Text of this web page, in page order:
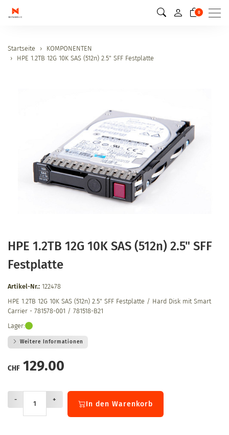
0
Startseite
KOMPONENTEN
HPE 1.2TB 12G 10K SAS (512n) 2.5" SFF Festplatte
HPE 1.2TB 12G 10K SAS (512n) 2.5" SFF
Festplatte
Artikel-Nr.: 122478
HPE 1.2TB 12G 10K SAS (512n) 2.5" SFF Festplatte / Hard Disk mit Smart
Carrier - 781578-001 / 781518-B21
Lager:
Weitere Informationen
CHF 129.00
- +
In den Warenkorb